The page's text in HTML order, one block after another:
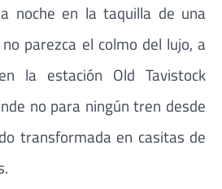
noche en la taquilla de una
parezca el colmo del lujo, a
la estación Old Tavistock
no para ningún tren desde
transformada en casitas de